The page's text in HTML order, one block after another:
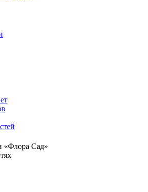
«Флора Сад»